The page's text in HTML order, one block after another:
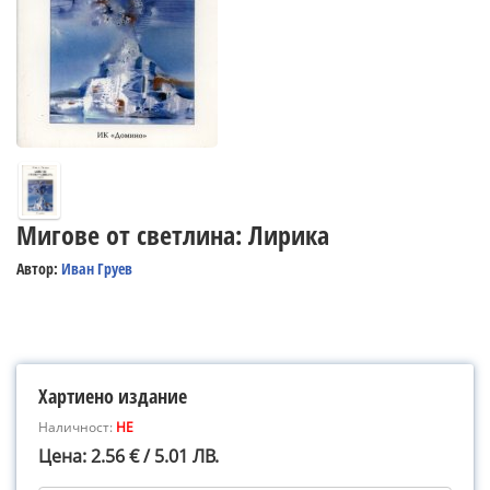
Мигове от светлина: Лирика
Автор: Иван Груев
Хартиено издание
Наличност: НЕ
Цена: 2.56 € / 5.01 ЛВ.